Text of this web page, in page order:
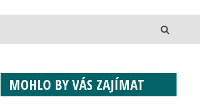
MOHLO BY VÁS ZAJÍMAT